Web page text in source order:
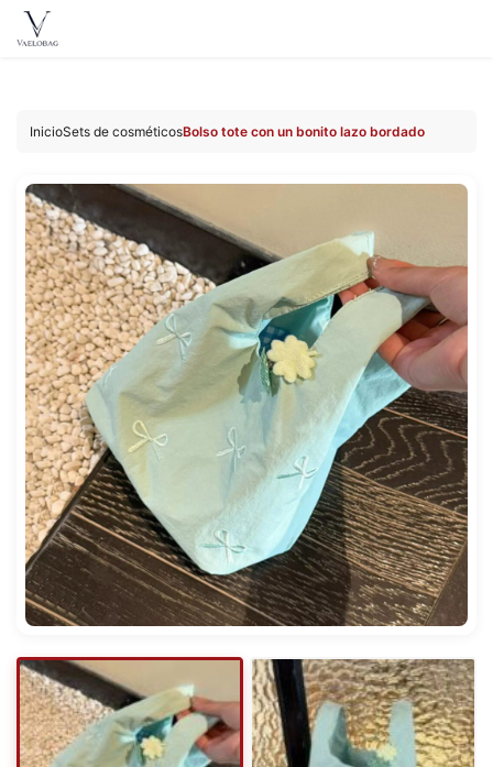
contenido
Vaelobag
InicioSets de cosméticosBolso tote con un bonito lazo bordado